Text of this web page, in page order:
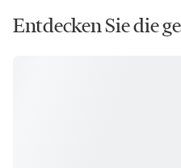
Entdecken Sie die